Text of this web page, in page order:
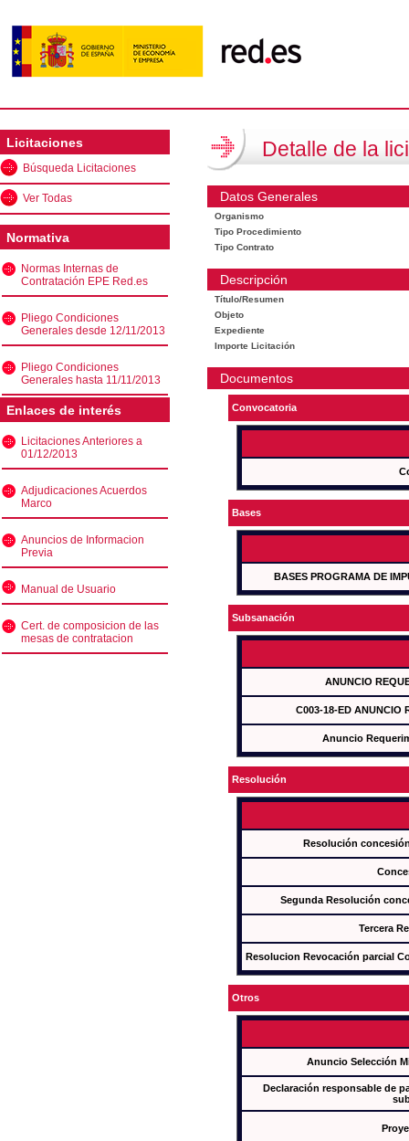
Licitaciones
Búsqueda Licitaciones
Ver Todas
Normativa
Normas Internas de
Contratación EPE Red.es
Pliego Condiciones
Generales desde 12/11/2013
Pliego Condiciones
Generales hasta 11/11/2013
Enlaces de interés
Licitaciones Anteriores a
01/12/2013
Adjudicaciones Acuerdos
Marco
Anuncios de Informacion
Previa
Manual de Usuario
Cert. de composicion de las
mesas de contratacion
Detalle de la
Datos Generales
Organismo
Tipo Procedimiento
Tipo Contrato
Descripción
Título/Resumen
Objeto
Expediente
Importe Licitación
Documentos
Convocatoria
Bases
BASES PROGRAMA DE
Subsanación
ANUNCIO
C003-18-ED ANUNCIO
Anuncio
Resolución
Resolución
Segunda Resolución
Tercera
Resolucion Revocación parcial
Otros
Anuncio Selección
Declaración responsable de